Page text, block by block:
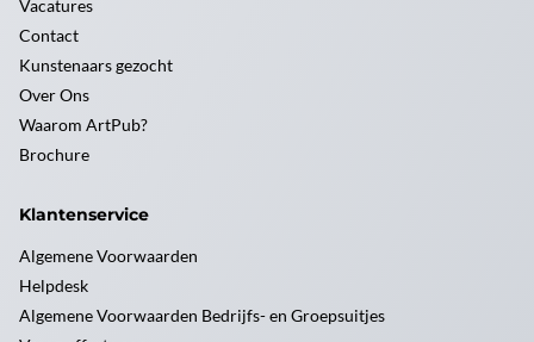
Vacatures
Contact
Kunstenaars gezocht
Over Ons
Waarom ArtPub?
Brochure
Klantenservice
Algemene Voorwaarden
Helpdesk
Algemene Voorwaarden Bedrijfs- en Groepsuitjes